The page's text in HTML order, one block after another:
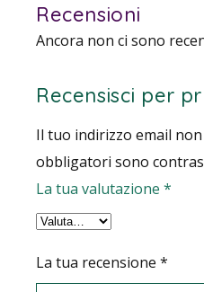
Recensioni
Ancora non ci sono
Recensisci per
Il tuo indirizzo email
obbligatori sono
La tua valutazione*
La tua recensione*